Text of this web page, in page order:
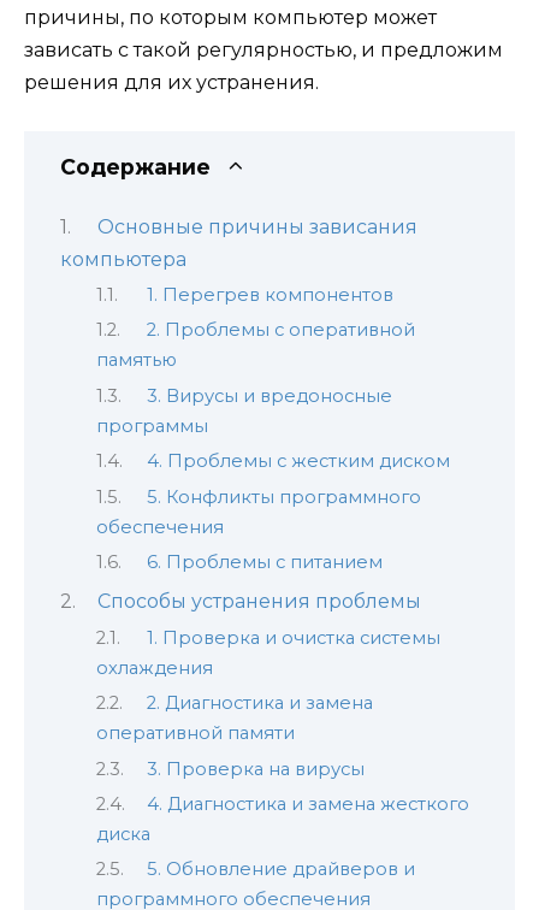
причины, по которым компьютер может
зависать с такой регулярностью, и предложим
решения для их устранения.
Содержание
Основные причины зависания
компьютера
1. Перегрев компонентов
2. Проблемы с оперативной
памятью
3. Вирусы и вредоносные
программы
4. Проблемы с жестким диском
5. Конфликты программного
обеспечения
6. Проблемы с питанием
Способы устранения проблемы
1. Проверка и очистка системы
охлаждения
2. Диагностика и замена
оперативной памяти
3. Проверка на вирусы
4. Диагностика и замена жесткого
диска
5. Обновление драйверов и
программного обеспечения